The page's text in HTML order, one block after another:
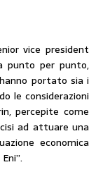
vice president
punto per punto,
portato sia i
le considerazioni
percepite come
ad attuare una
economica